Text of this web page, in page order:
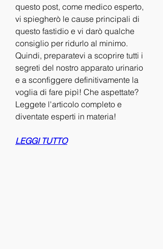
questo post, come medico esperto,
vi spiegherò le cause principali di
questo fastidio e vi darò qualche
consiglio per ridurlo al minimo.
Quindi, preparatevi a scoprire tutti i
segreti del nostro apparato urinario
e a sconfiggere definitivamente la
voglia di fare pipì! Che aspettate?
Leggete l'articolo completo e
diventate esperti in materia!
LEGGI TUTTO